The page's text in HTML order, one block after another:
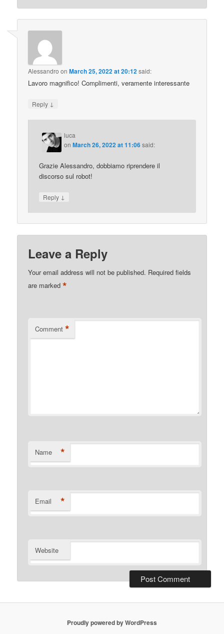
Alessandro onMarch 25, 2022 at 20:12said:
Lavoro magnifico! Complimenti, veramente interessante
Reply ↓
luca
onMarch 26, 2022 at 11:06said:
Grazie Alessandro, dobbiamo riprendere il
discorso sul robot!
Reply ↓
Leave a Reply
Your email address will not be published. Required fields
are marked*
Comment *
Name *
Email *
Website
Proudly powered by WordPress